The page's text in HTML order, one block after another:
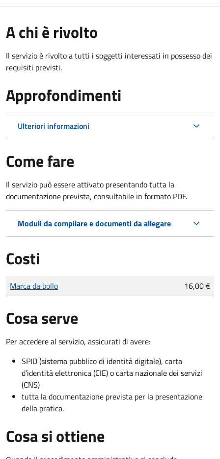
A chi è rivolto
Il servizio è rivolto a tutti i soggetti interessati in possesso dei
requisiti previsti.
Approfondimenti
Ulteriori informazioni
Come fare
Il servizio può essere attivato presentando tutta la
documentazione prevista, consultabile in formato PDF.
Moduli da compilare e documenti da allegare
Costi
Tipo di pagamento
Importo
Marca da bollo 16,00 €
Cosa serve
Per accedere al servizio, assicurati di avere:
SPID (sistema pubblico di identità digitale), carta
d’identità elettronica (CIE) o carta nazionale dei servizi
(CNS)
tutta la documentazione prevista per la presentazione
della pratica.
Cosa si ottiene